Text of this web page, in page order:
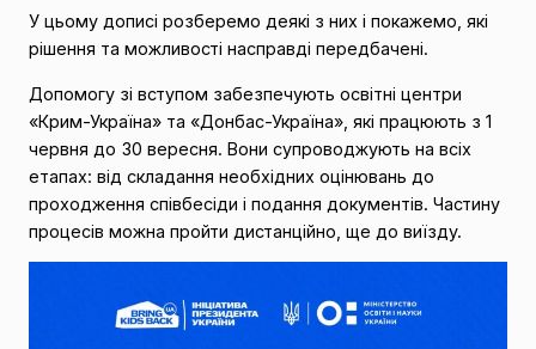
У цьому дописі розберемо деякі з них і покажемо, які
рішення та можливості насправді передбачені.
Допомогу зі вступом забезпечують освітні центри
«Крим-Україна» та «Донбас-Україна», які працюють з 1
червня до 30 вересня. Вони супроводжують на всіх
етапах: від складання необхідних оцінювань до
проходження співбесіди і подання документів. Частину
процесів можна пройти дистанційно, ще до виїзду.